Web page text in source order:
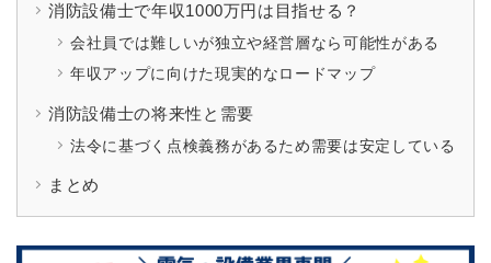
消防設備士で年収1000万円は目指せる？
会社員では難しいが独立や経営層なら可能性がある
年収アップに向けた現実的なロードマップ
消防設備士の将来性と需要
法令に基づく点検義務があるため需要は安定している
まとめ